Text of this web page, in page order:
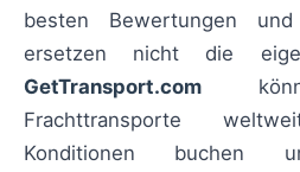
besten Bewertungen
ersetzen nicht die
GetTransport.com
Frachttransporte
Konditionen buchen